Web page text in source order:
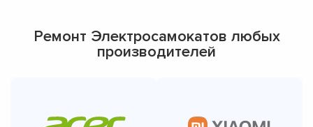
Ремонт Электросамокатов любых
производителей